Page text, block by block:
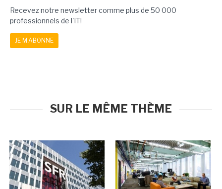
Recevez notre newsletter comme plus de 50 000
professionnels de l'IT!
JE M'ABONNE
SUR LE MÊME THÈME